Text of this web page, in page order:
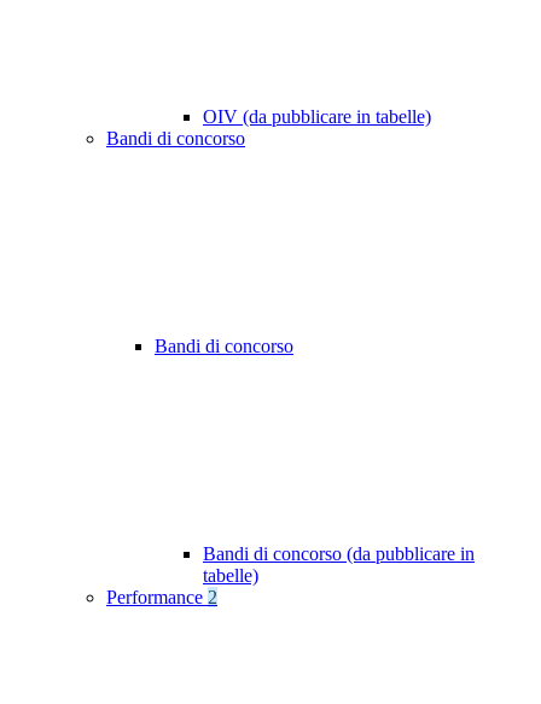
OIV (da pubblicare in tabelle)
Bandi di concorso
Bandi di concorso
Bandi di concorso (da pubblicare in
tabelle)
Performance 2